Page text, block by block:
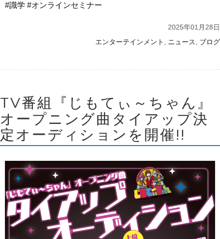
#識学 #オンラインセミナー
2025年01月28日
エンターテインメント ニュース ブログ
TV番組『じもてぃ～ちゃん』
オープニング曲タイアップ決
定オーディションを開催!!